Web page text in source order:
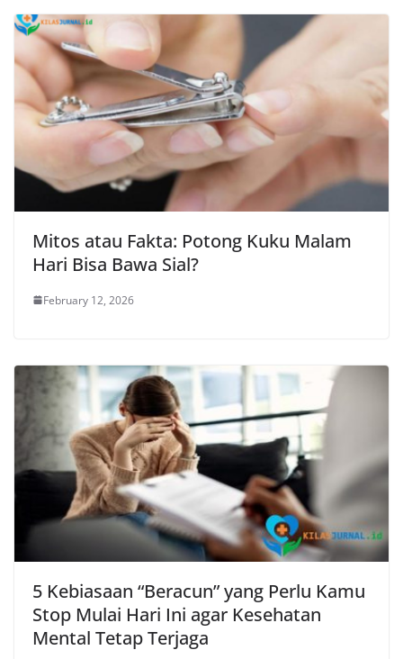
Mitos atau Fakta: Potong Kuku Malam
Hari Bisa Bawa Sial?
February 12, 2026
5 Kebiasaan “Beracun” yang Perlu Kamu
Stop Mulai Hari Ini agar Kesehatan
Mental Tetap Terjaga